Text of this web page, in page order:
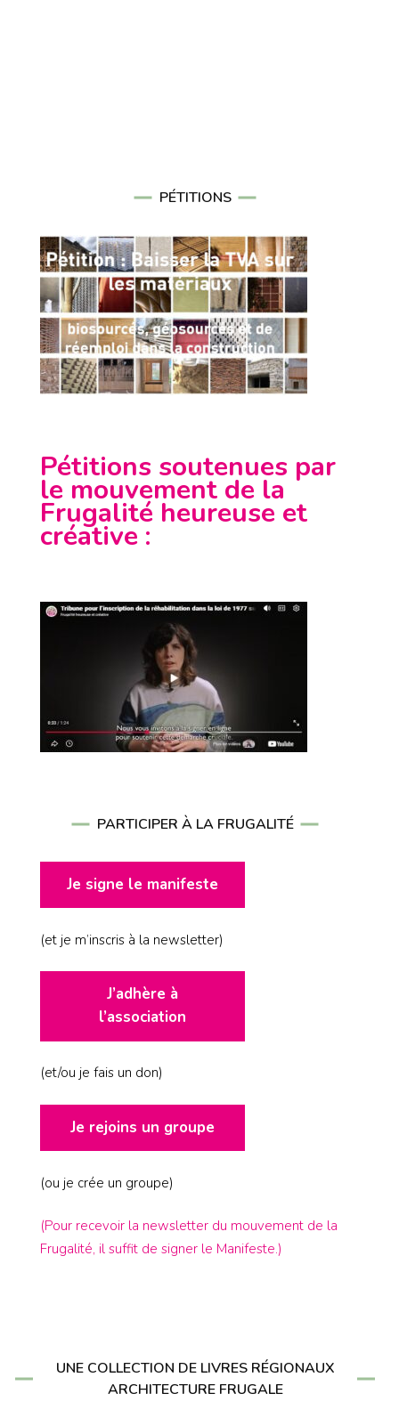
PÉTITIONS
Pétitions soutenues par
le mouvement de la
Frugalité heureuse et
créative :
PARTICIPER À LA FRUGALITÉ
Je signe le manifeste
(et je m’inscris à la newsletter)
J’adhère à
l’association
(et/ou je fais un don)
Je rejoins un groupe
(ou je crée un groupe)
(Pour recevoir la newsletter du mouvement de la
Frugalité, il suffit de signer le Manifeste.)
UNE COLLECTION DE LIVRES RÉGIONAUX
ARCHITECTURE FRUGALE